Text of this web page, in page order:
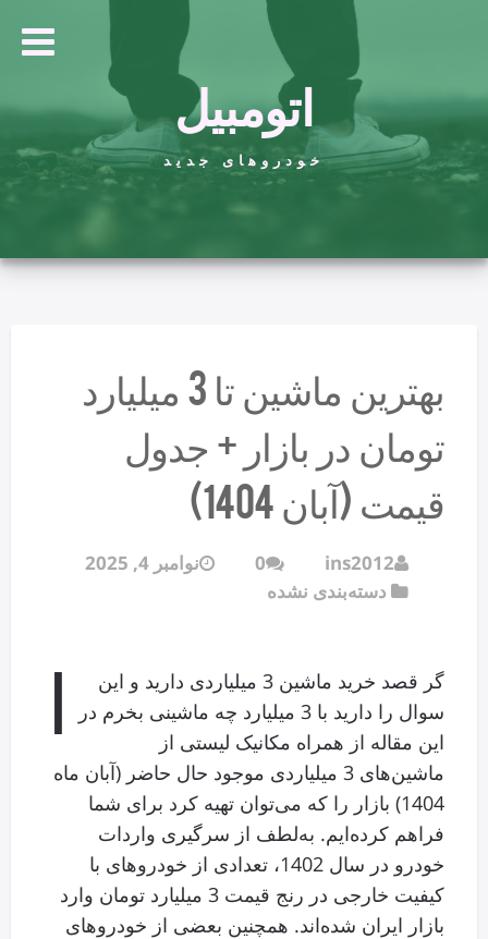
اتومبیل
خودروهای جدید
بهترین ماشین تا 3 میلیارد
تومان در بازار + جدول
قیمت (آبان 1404)
ins2012
0
نوامبر 4, 2025
دسته‌بندی نشده
ا
گر قصد خرید ماشین 3 میلیاردی دارید و این
سوال را دارید با 3 میلیارد چه ماشینی بخرم در
این مقاله از همراه مکانیک لیستی از
ماشین‌های 3 میلیاردی موجود حال حاضر (آبان ماه
1404) بازار را که می‌توان تهیه کرد برای شما
فراهم کرده‌ایم. به‌لطف از سرگیری واردات
خودرو در سال 1402، تعدادی از خودروهای با
کیفیت خارجی در رنج قیمت 3 میلیارد تومان وارد
بازار ایران شده‌اند. همچنین بعضی از خودروهای